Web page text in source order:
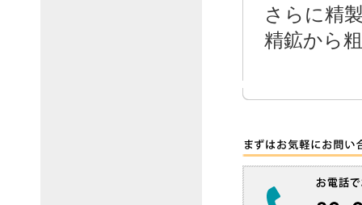
さらに精
精鉱から